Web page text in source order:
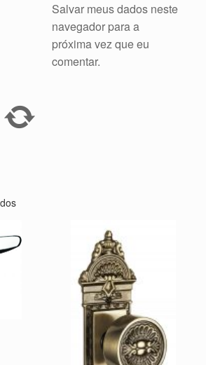
Salvar meus dados neste
navegador para a
próxima vez que eu
comentar.